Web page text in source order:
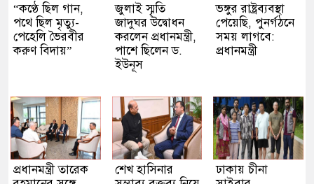
“কণ্ঠে ছিল গান,
পথে ছিল মৃত্যু-
পেহেলি ভৈরবীর
করুণ বিদায়”
জুলাই স্মৃতি
জাদুঘর উদ্বোধন
করলেন প্রধানমন্ত্রী,
পাশে ছিলেন ড.
ইউনূস
ভঙ্গুর রাষ্ট্রব্যবস্থা
পেয়েছি, পুনর্গঠনে
সময় লাগবে:
প্রধানমন্ত্রী
প্রধানমন্ত্রী তারেক
শেখ হাসিনার
ঢাকায় চীনা